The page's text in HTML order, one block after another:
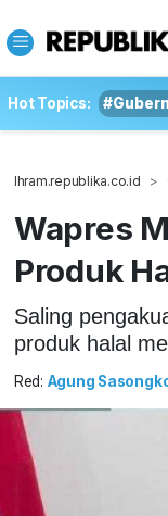
Hot Topics:
Ihram.republika.co.id
Wapres
Produk
Saling
produk halal
Red: Agung